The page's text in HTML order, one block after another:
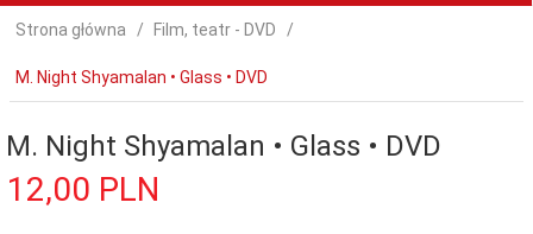
Strona główna Film, teatr - DVD
M. Night Shyamalan • Glass • DVD
M. Night Shyamalan • Glass • DVD
12,00 PLN